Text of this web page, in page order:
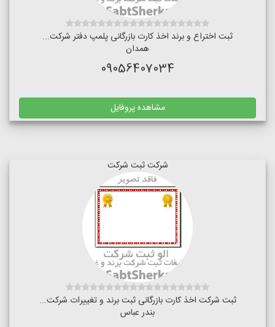
ثبت اختراع و برند اخذ کارت بازرگانی پلمپ دفتر شرکت...
همدان
09056407034
مشاهده پروفایل
شرکت ثبت شرکت
ثبت شرکت اخذ کارت بازرگانی ثبت برند و تغییرات شرکت...
بندر عباس